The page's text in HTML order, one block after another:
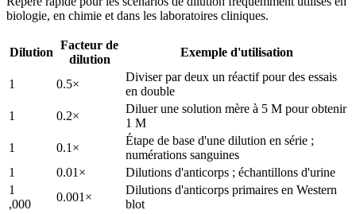
biologie, en chimie et dans les laboratoires cliniques.
Dilution
Facteur de
dilution
Exemple d'utilisation
1 0.5×
Diviser par deux un réactif pour des essais
en double
1
0.2×
Diluer une solution mère à 5 M pour obtenir
1 M
1
0.1×
Étape de base d'une dilution en série ;
numérations sanguines
1
0.01×
Dilutions d'anticorps ; échantillons d'urine
1
,000
0.001×
Dilutions d'anticorps primaires en Western
blot